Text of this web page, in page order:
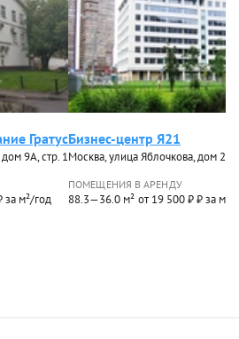
Гратус
9А, стр. 1
за м²/год
Бизнес-центр Я21
Москва, улица Яблочкова, дом 21,
ПОМЕЩЕНИЯ В АРЕНДУ
88.3—36.0 м² от 19 500 ₽ ₽ за м²/